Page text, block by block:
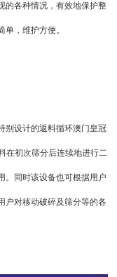
的各种情况，有效地保护整
，维护方便。
设计的返料循环澳门皇冠
在初次筛分后连续地进行二
。同时该设备也可根据用户
户对移动破碎及筛分等的各